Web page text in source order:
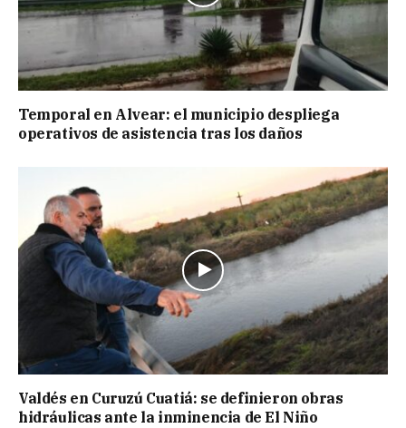
Temporal en Alvear: el municipio despliega
operativos de asistencia tras los daños
Valdés en Curuzú Cuatiá: se definieron obras
hidráulicas ante la inminencia de El Niño